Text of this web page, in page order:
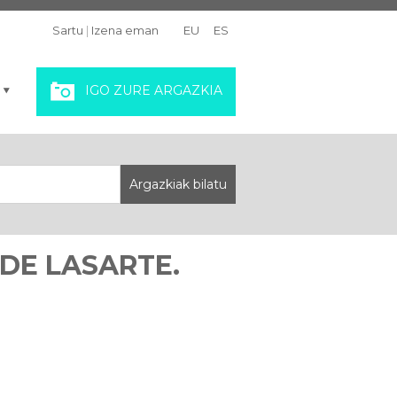
Sartu | Izena eman EU ES
IGO ZURE ARGAZKIA
LASARTE.